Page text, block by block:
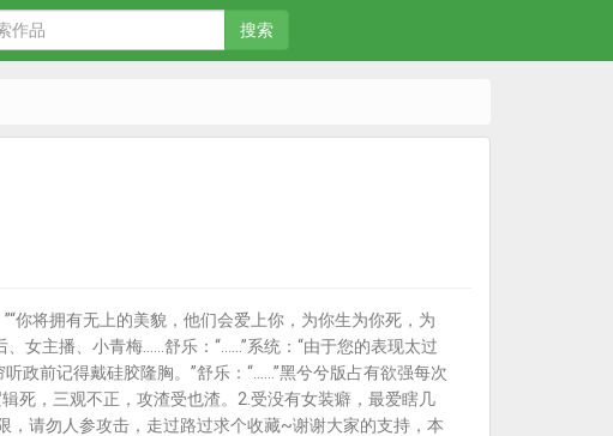
搜索
你将拥有无上的美貌，他们会爱上你，为你生为你死，为
女主播、小青梅……舒乐：“……”系统：“由于您的表现太过
政前记得戴硅胶隆胸。”舒乐：“……”黑兮兮版占有欲强每次
死，三观不正，攻渣受也渣。2.受没有女装癖，最爱瞎几
，请勿人参攻击，走过路过求个收藏~谢谢大家的支持，本